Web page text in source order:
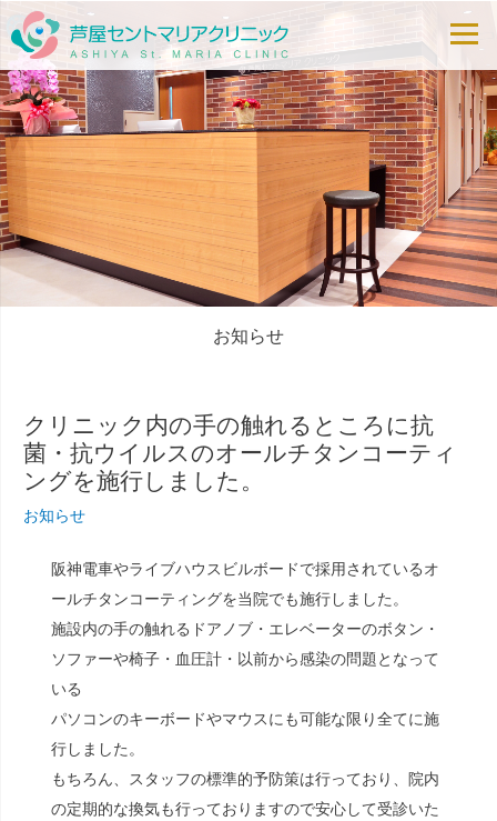
お知らせ
クリニック内の手の触れるところに抗
菌・抗ウイルスのオールチタンコーティ
ングを施行しました。
お知らせ
阪神電車やライブハウスビルボードで採用されているオ
ールチタンコーティングを当院でも施行しました。
施設内の手の触れるドアノブ・エレベーターのボタン・
ソファーや椅子・血圧計・以前から感染の問題となって
いる
パソコンのキーボードやマウスにも可能な限り全てに施
行しました。
もちろん、スタッフの標準的予防策は行っており、院内
の定期的な換気も行っておりますので安心して受診いた